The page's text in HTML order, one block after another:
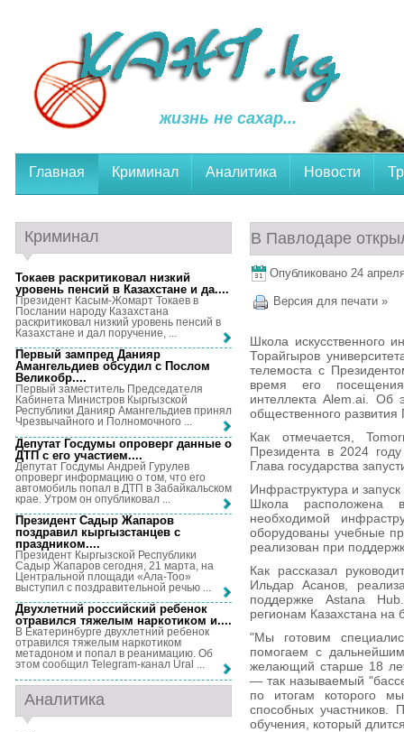
жизнь не сахар...
Главная Криминал Аналитика Новости
В Павлодаре
Опубликовано 24
Версия для печати »
Школа искусственного
Торайгыров
телемоста с
время его посещения
интеллекта Alem.ai.
общественного развития
Как отмечается,
Президента в 2024
Глава государства
Инфраструктура и
Школа расположена
необходимой
оборудованы учебные
реализован при
Как рассказал
Ильдар Асанов,
поддержке Astana
регионам Казахстана на
"Мы готовим
помогаем с
желающий старше 18
— так называемый
по итогам которого
способных участников.
обучения, который
Криминал
Токаев раскритиковал низкий
уровень пенсий в Казахстане и да....
Президент Касым-Жомарт Токаев в
Послании народу Казахстана
раскритиковал низкий уровень пенсий в
Казахстане и дал поручение, ...
Первый зампред Данияр
Амангельдиев обсудил с Послом
Великобр....
Первый заместитель Председателя
Кабинета Министров Кыргызской
Республики Данияр Амангельдиев принял
Чрезвычайного и Полномочного ...
Депутат Госдумы опроверг данные о
ДТП с его участием....
Депутат Госдумы Андрей Гурулев
опроверг информацию о том, что его
автомобиль попал в ДТП в Забайкальском
крае. Утром он опубликовал ...
Президент Садыр Жапаров
поздравил кыргызстанцев с
праздником....
Президент Кыргызской Республики
Садыр Жапаров сегодня, 21 марта, на
Центральной площади «Ала-Тоо»
выступил с поздравительной речью ...
Двухлетний российский ребенок
отравился тяжелым наркотиком и....
В Екатеринбурге двухлетний ребенок
отравился тяжелым наркотиком
метадоном и попал в реанимацию. Об
этом сообщил Telegram-канал Ural ...
Аналитика